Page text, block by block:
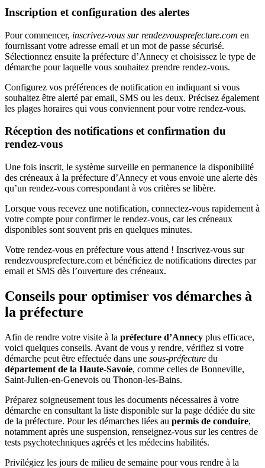
Inscription et configuration des alertes
Pour commencer, inscrivez-vous sur rendezvousprefecture.com en
fournissant votre adresse email et un mot de passe sécurisé.
Sélectionnez ensuite la préfecture d’Annecy et choisissez le type de
démarche pour laquelle vous souhaitez prendre rendez-vous.
Configurez vos préférences de notification en indiquant si vous
souhaitez être alerté par email, SMS ou les deux. Précisez également
les plages horaires qui vous conviennent pour votre rendez-vous.
Réception des notifications et confirmation du
rendez-vous
Une fois inscrit, le système surveille en permanence la disponibilité
des créneaux à la préfecture d’Annecy et vous envoie une alerte dès
qu’un rendez-vous correspondant à vos critères se libère.
Lorsque vous recevez une notification, connectez-vous rapidement à
votre compte pour confirmer le rendez-vous, car les créneaux
disponibles sont souvent pris en quelques minutes.
Votre rendez-vous en préfecture vous attend ! Inscrivez-vous sur
rendezvousprefecture.com et bénéficiez de notifications directes par
email et SMS dès l’ouverture des créneaux.
Conseils pour optimiser vos démarches à
la préfecture
Afin de rendre votre visite à la préfecture d’Annecy plus efficace,
voici quelques conseils. Avant de vous y rendre, vérifiez si votre
démarche peut être effectuée dans une sous-préfecture du
département de la Haute-Savoie, comme celles de Bonneville,
Saint-Julien-en-Genevois ou Thonon-les-Bains.
Préparez soigneusement tous les documents nécessaires à votre
démarche en consultant la liste disponible sur la page dédiée du site
de la préfecture. Pour les démarches liées au permis de conduire,
notamment après une suspension, renseignez-vous sur les centres de
tests psychotechniques agréés et les médecins habilités.
Privilégiez les jours de milieu de semaine pour vous rendre à la